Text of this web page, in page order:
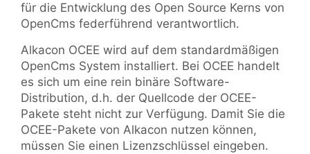
für die Entwicklung des Open Source Kerns von
OpenCms federführend verantwortlich.
Alkacon OCEE wird auf dem standardmäßigen
OpenCms System installiert. Bei OCEE handelt
es sich um eine rein binäre Software-
Distribution, d.h. der Quellcode der OCEE-
Pakete steht nicht zur Verfügung. Damit Sie die
OCEE-Pakete von Alkacon nutzen können,
müssen Sie einen Lizenzschlüssel eingeben.